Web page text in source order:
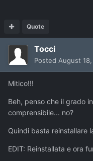
Quote
Tocci
Posted August
Mitico!!!
Beh, penso che il grado
comprensibile... no?
Quindi basta reinstallare
EDIT: Reinstallata e ora